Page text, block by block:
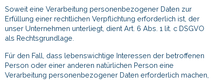
Soweit eine Verarbeitung personenbezogener Daten zur
Erfüllung einer rechtlichen Verpflichtung erforderlich ist, der
unser Unternehmen unterliegt, dient Art. 6 Abs. 1 lit. c DSGVO
als Rechtsgrundlage.
Für den Fall, dass lebenswichtige Interessen der betroffenen
Person oder einer anderen natürlichen Person eine
Verarbeitung personenbezogener Daten erforderlich machen,